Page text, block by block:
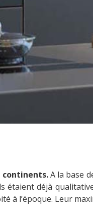
continents.A la base
étaient déjà
à l’époque. Leur